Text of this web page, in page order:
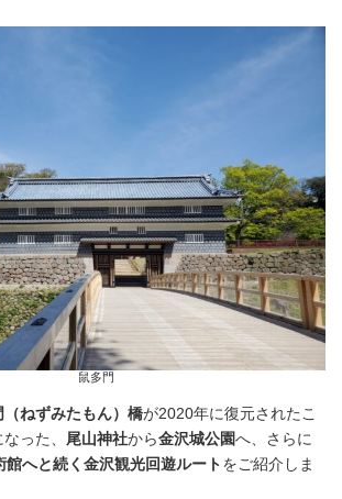
鼠多門
（ねずみたもん）橋が2020年に復元されたこ
った、 尾山神社から金沢城公園へ、さらに
館へと続く金沢観光回遊ルートをご紹介しま